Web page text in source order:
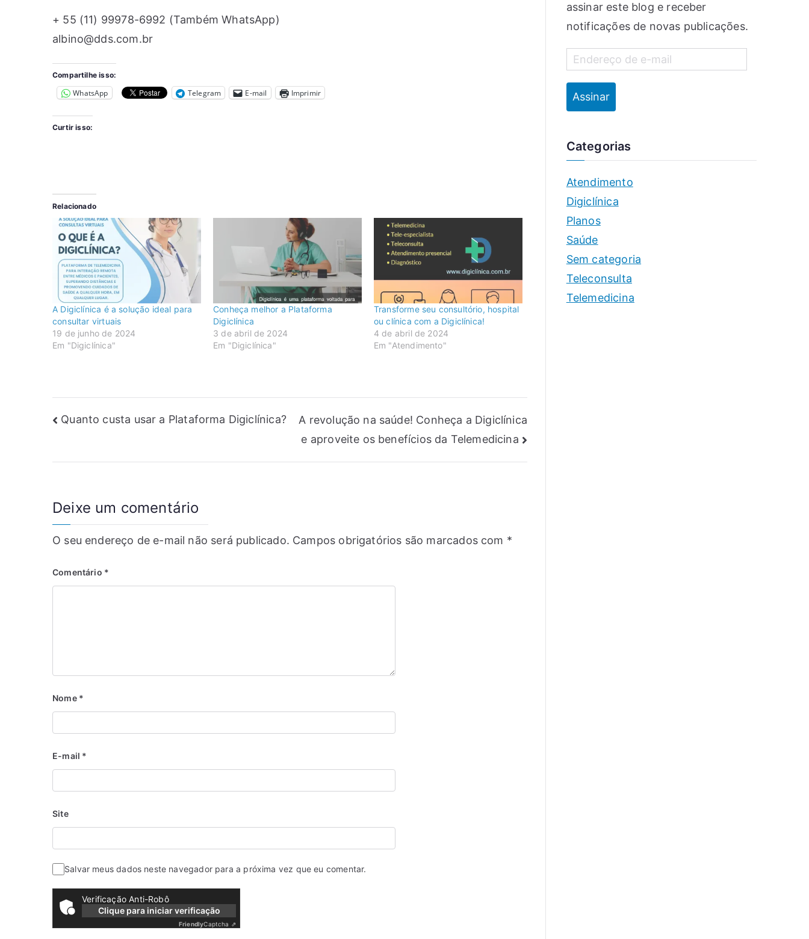
+ 55 (11) 99978-6992 (Também WhatsApp)
albino@dds.com.br
Compartilhe isso:
WhatsApp Telegram E-mail Imprimir
Curtir isso:
Relacionado
A Digiclínica é a solução ideal para
consultar virtuais
19 de junho de 2024
Em "Digiclínica"
Conheça melhor a Plataforma
Digiclínica
3 de abril de 2024
Em "Digiclínica"
Transforme seu consultório, hospital
ou clínica com a Digiclínica!
4 de abril de 2024
Em "Atendimento"
Quanto custa usar a Plataforma Digiclínica?
A revolução na saúde! Conheça a Digiclínica
e aproveite os benefícios da Telemedicina
Deixe um comentário
O seu endereço de e-mail não será publicado. Campos obrigatórios são marcados com *
Comentário *
Nome *
E-mail *
Site
Salvar meus dados neste navegador para a próxima vez que eu comentar.
Verificação Anti-Robô
Clique para iniciar verificação
FriendlyCaptcha ⇗
assinar este blog e receber
notificações de novas publicações.
Assinar
Categorias
Atendimento
Digiclínica
Planos
Saúde
Sem categoria
Teleconsulta
Telemedicina